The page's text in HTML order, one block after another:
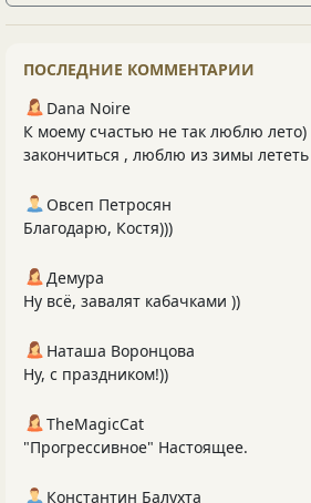
ПОСЛЕДНИЕ КОММЕНТАРИИ
Dana Noire
К моему счастью не так люблю
закончиться , люблю из зимы лететь
Овсеп Петросян
Благодарю, Костя)))
Демура
Ну всё, завалят кабачками ))
Наташа Воронцова
Ну, с праздником!))
TheMagicCat
"Прогрессивное" Настоящее.
Константин Балухта